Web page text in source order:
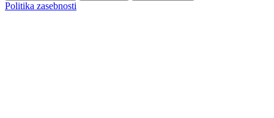
Politika zasebnosti